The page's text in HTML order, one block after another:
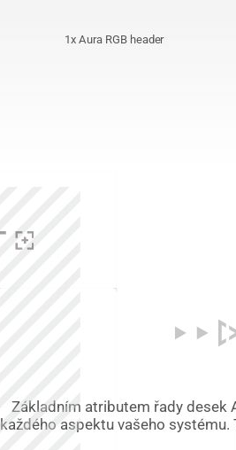
1x Aura RGB header
Základním atributem řady desek
každého aspektu vašeho